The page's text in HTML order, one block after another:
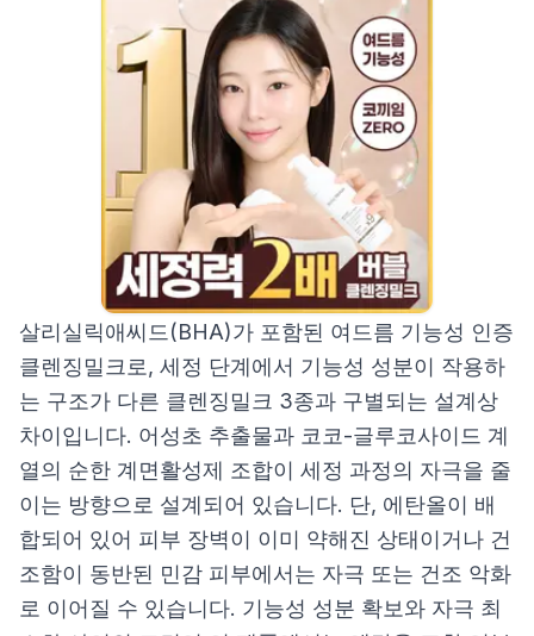
살리실릭애씨드(BHA)가 포함된 여드름 기능성 인증
클렌징밀크로, 세정 단계에서 기능성 성분이 작용하
는 구조가 다른 클렌징밀크 3종과 구별되는 설계상
차이입니다. 어성초 추출물과 코코-글루코사이드 계
열의 순한 계면활성제 조합이 세정 과정의 자극을 줄
이는 방향으로 설계되어 있습니다. 단, 에탄올이 배
합되어 있어 피부 장벽이 이미 약해진 상태이거나 건
조함이 동반된 민감 피부에서는 자극 또는 건조 악화
로 이어질 수 있습니다. 기능성 성분 확보와 자극 최